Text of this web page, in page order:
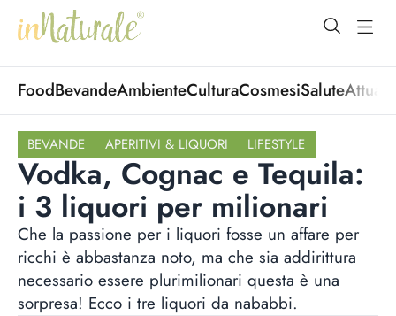
open
FoodBevandeAmbienteCulturaCosmesiSalute
BEVANDE APERITIVI & LIQUORI LIFESTYLE
Vodka, Cognac e Tequila:
i 3 liquori per milionari
Che la passione per i liquori fosse un affare per
ricchi è abbastanza noto, ma che sia addirittura
necessario essere plurimilionari questa è una
sorpresa! Ecco i tre liquori da nababbi.